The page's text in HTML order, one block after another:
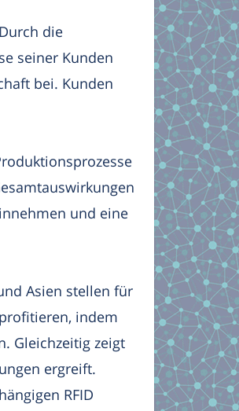
die
seiner Kunden
bei. Kunden
und eine
Asien stellen für
indem
Gleichzeitig zeigt
ergreift.
RFID